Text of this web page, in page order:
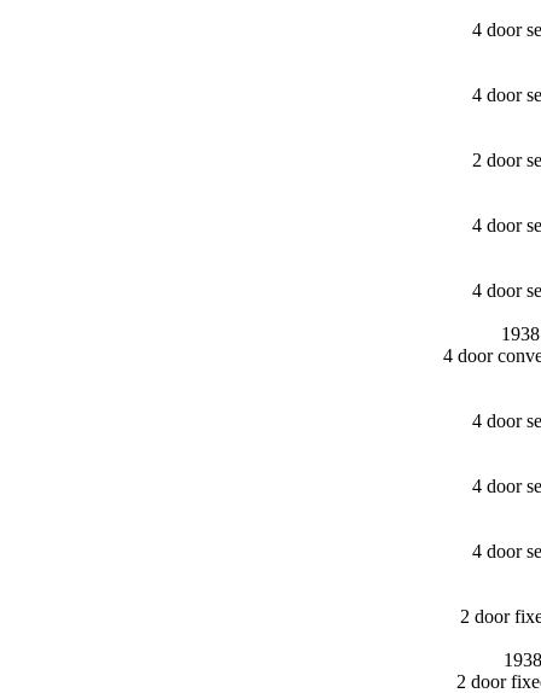
4 door
4 door
2 door
4 door
4 door
4 door
4 door
4 door
4 door
2 door
2 door